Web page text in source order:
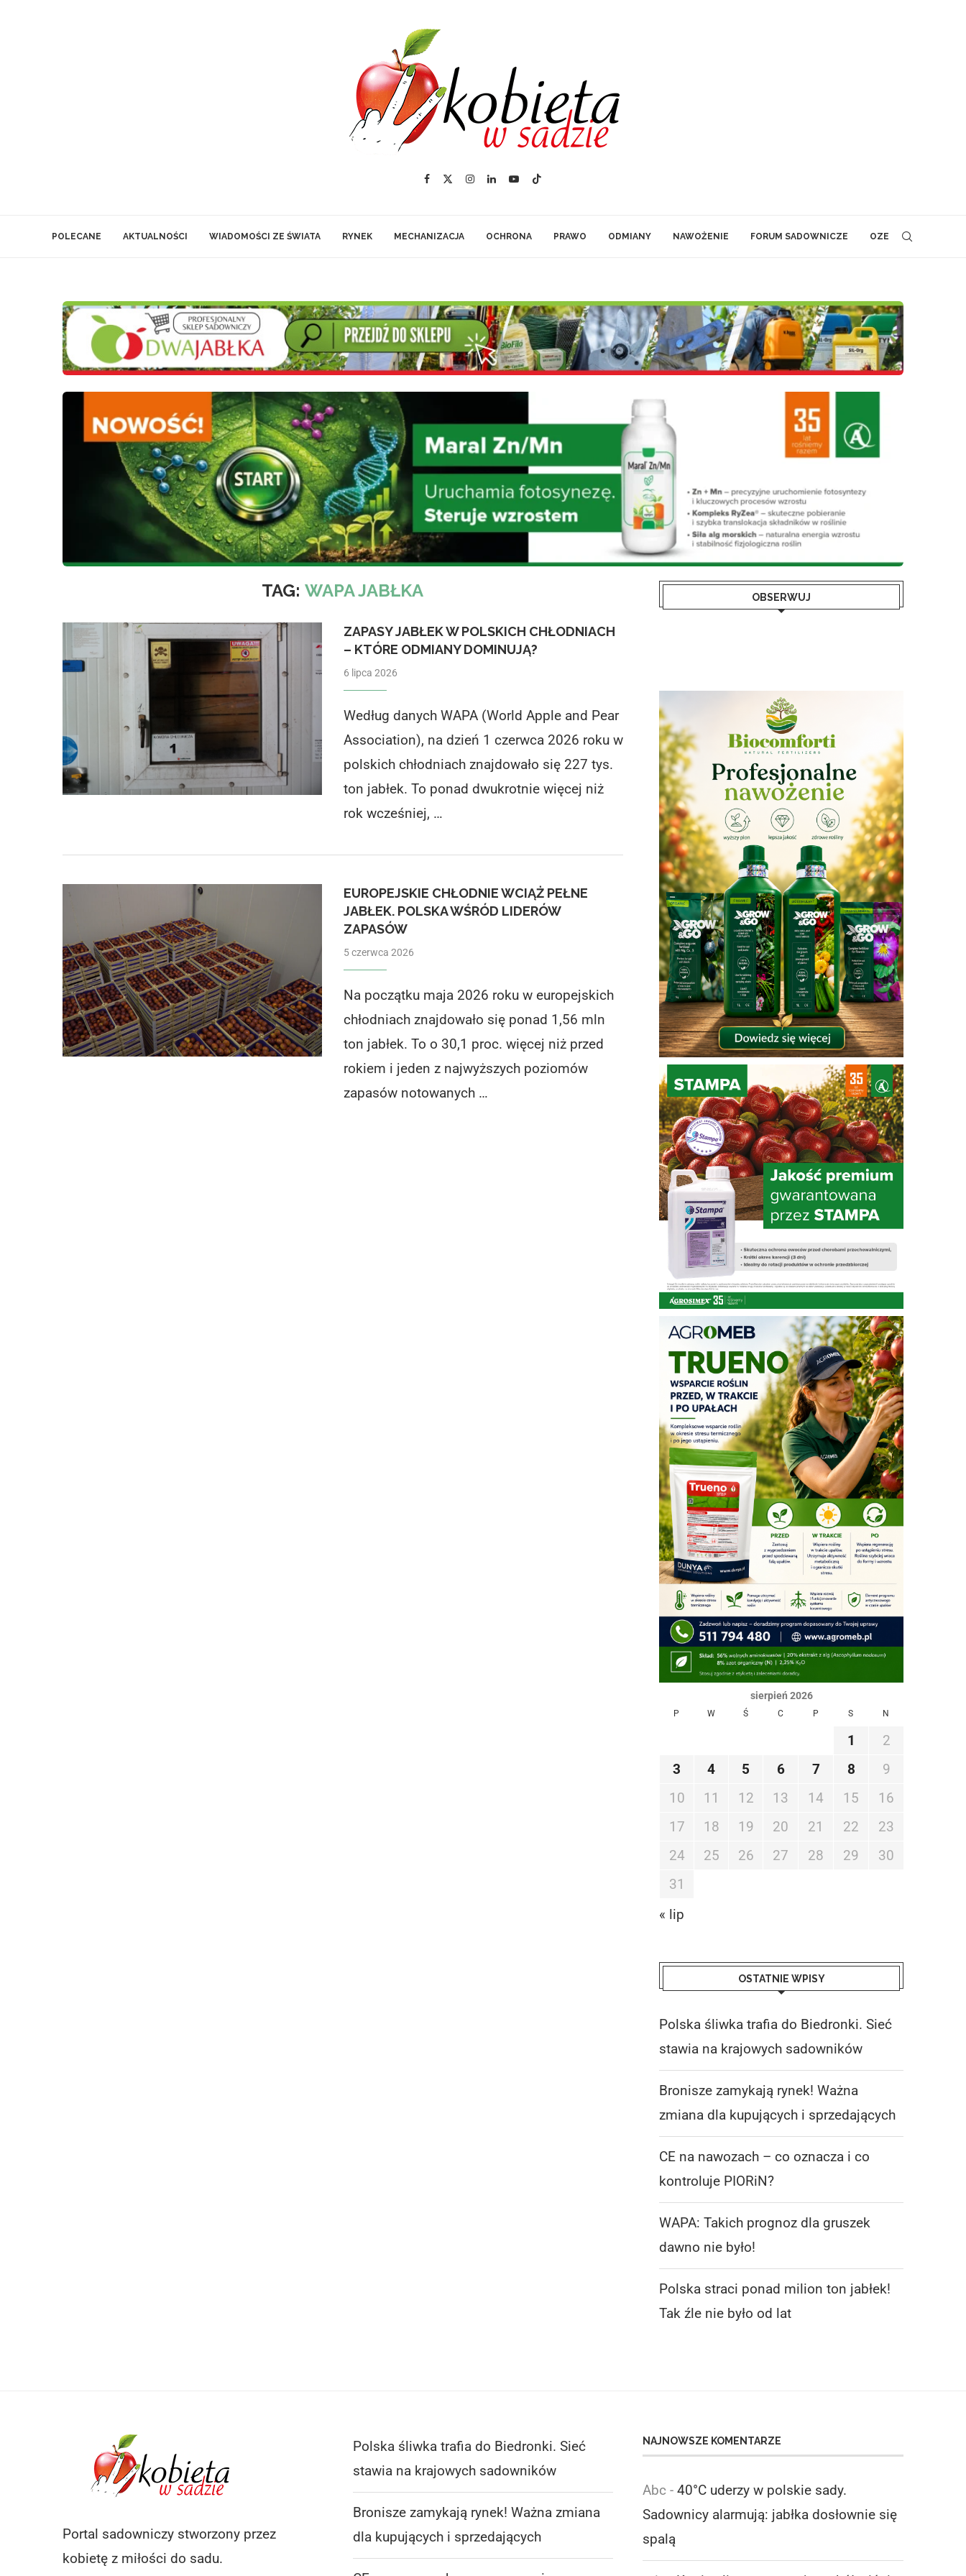
POLECANE AKTUALNOŚCI WIADOMOŚCI ZE ŚWIATA RYNEK MECHANIZACJA OCHRONA PRAWO ODMIANY NAWOŻENIE FORUM SADOWNICZE OZE
TAG:WAPA JABŁKA
ZAPASY JABŁEK W POLSKICH CHŁODNIACH
– KTÓRE ODMIANY DOMINUJĄ?
6 lipca 2026
Według danych WAPA (World Apple and Pear
Association), na dzień 1 czerwca 2026 roku w
polskich chłodniach znajdowało się 227 tys.
ton jabłek. To ponad dwukrotnie więcej niż
rok wcześniej, …
EUROPEJSKIE CHŁODNIE WCIĄŻ PEŁNE
JABŁEK. POLSKA WŚRÓD LIDERÓW
ZAPASÓW
5 czerwca 2026
Na początku maja 2026 roku w europejskich
chłodniach znajdowało się ponad 1,56 mln
ton jabłek. To o 30,1 proc. więcej niż przed
rokiem i jeden z najwyższych poziomów
zapasów notowanych …
OBSERWUJ
sierpień 2026
P W Ś C P S N
1
2
3
4 5 6 7 8
9
10
11 12 13 14 15
16
17
18 19 20 21 22
23
24
25 26 27 28 29
30
31
« lip
OSTATNIE WPISY
Polska śliwka trafia do Biedronki. Sieć
stawia na krajowych sadowników
Bronisze zamykają rynek! Ważna
zmiana dla kupujących i sprzedających
CE na nawozach – co oznacza i co
kontroluje PIORiN?
WAPA: Takich prognoz dla gruszek
dawno nie było!
Polska straci ponad milion ton jabłek!
Tak źle nie było od lat
Portal sadowniczy stworzony przez
kobietę z miłości do sadu.
Polska śliwka trafia do Biedronki. Sieć
stawia na krajowych sadowników
Bronisze zamykają rynek! Ważna zmiana
dla kupujących i sprzedających
NAJNOWSZE KOMENTARZE
Abc -40°C uderzy w polskie sady.
Sadownicy alarmują: jabłka dosłownie się
spalą